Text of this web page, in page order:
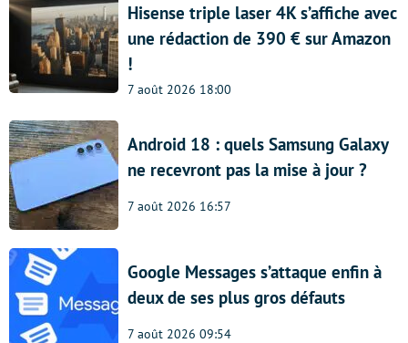
Hisense triple laser 4K s’affiche avec
une rédaction de 390 € sur Amazon
!
7 août 2026 18:00
Android 18 : quels Samsung Galaxy
ne recevront pas la mise à jour ?
7 août 2026 16:57
Google Messages s’attaque enfin à
deux de ses plus gros défauts
7 août 2026 09:54